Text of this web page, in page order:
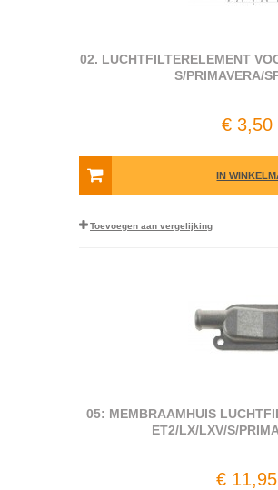
02. LUCHTFILTERELEMENT
S/​PRIMAVERA/​
€ 3,50
IN
Toevoegen aan vergelijking
05: MEMBRAAMHUIS
ET2/LX/LXV/S/
€ 11,95